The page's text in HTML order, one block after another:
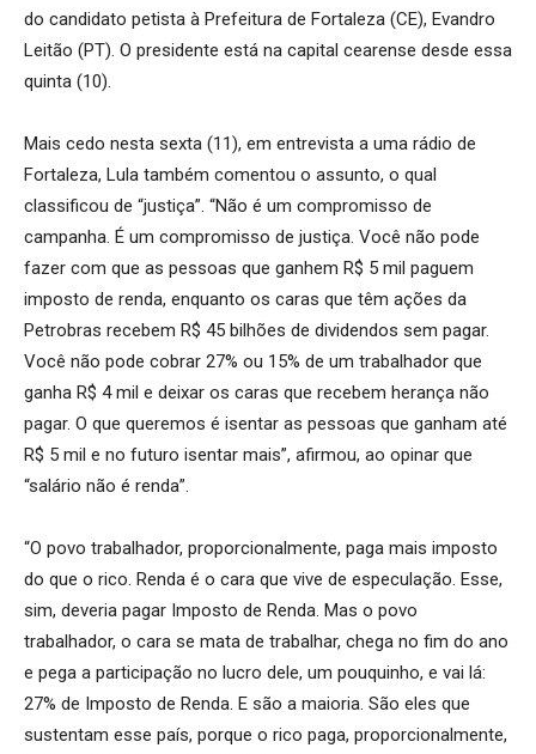
do candidato petista à Prefeitura de Fortaleza (CE), Evandro
Leitão (PT). O presidente está na capital cearense desde essa
quinta (10).
Mais cedo nesta sexta (11), em entrevista a uma rádio de
Fortaleza, Lula também comentou o assunto, o qual
classificou de “justiça”. “Não é um compromisso de
campanha. É um compromisso de justiça. Você não pode
fazer com que as pessoas que ganhem R$ 5 mil paguem
imposto de renda, enquanto os caras que têm ações da
Petrobras recebem R$ 45 bilhões de dividendos sem pagar.
Você não pode cobrar 27% ou 15% de um trabalhador que
ganha R$ 4 mil e deixar os caras que recebem herança não
pagar. O que queremos é isentar as pessoas que ganham até
R$ 5 mil e no futuro isentar mais”, afirmou, ao opinar que
“salário não é renda”.
“O povo trabalhador, proporcionalmente, paga mais imposto
do que o rico. Renda é o cara que vive de especulação. Esse,
sim, deveria pagar Imposto de Renda. Mas o povo
trabalhador, o cara se mata de trabalhar, chega no fim do ano
e pega a participação no lucro dele, um pouquinho, e vai lá:
27% de Imposto de Renda. E são a maioria. São eles que
sustentam esse país, porque o rico paga, proporcionalmente,